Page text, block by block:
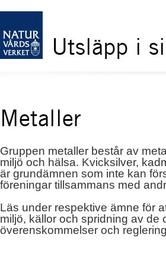
Utsläpp i
Metaller
Gruppen metaller består av
miljö och hälsa. Kvicksilver,
är grundämnen som inte kan
föreningar tillsammans med
Läs under respektive ämne för
miljö, källor och spridning av de
överenskommelser och